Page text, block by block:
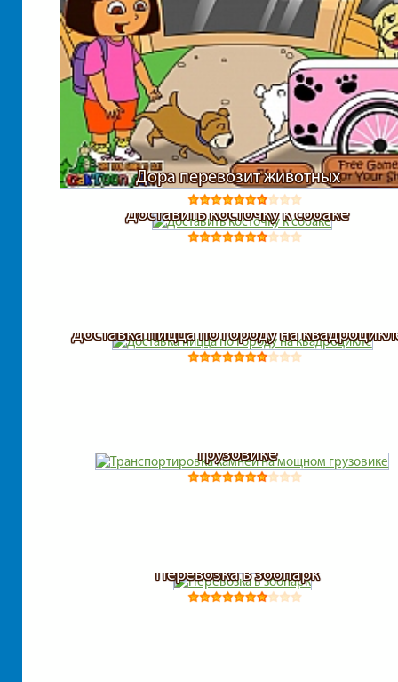
Дора перевозит животных
Доставить косточку к собаке
Доставка пицца по городу на
грузовике
Перевозка в зоопарк